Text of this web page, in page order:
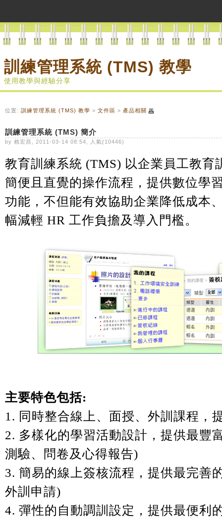
訓練管理系統 (TMS) 教學
使用教學與經驗分享
位置: 訓練管理系統 (TMS) 教學 > 文件區 > 產品相關
訓練管理系統 (TMS) 簡介
by 賴宏昌, 2011-03-14 08:54, 人氣(10446)
教育訓練系統 (TMS) 以企業員工教育
簡便且直覺的操作流程，提供數位學
功能，不但能有效協助企業降低成本
幅減輕 HR 工作負擔及導入門檻。
主要特色包括:
1. 同時整合線上、面授、外訓課程，
2. 多樣化的學習活動設計，提供最豐
測驗、問卷及心得報告)
3. 簡易的線上簽核流程，提供最完善
外訓申請)
4. 彈性的自動調訓設定，提供最便利